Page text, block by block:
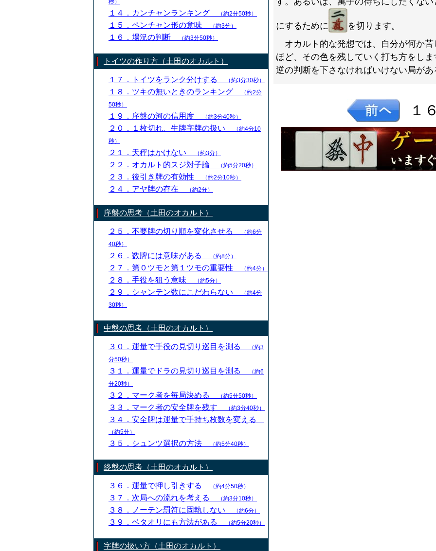
秒）
１４．カンチャンランキング （約2分50秒）
１５．ペンチャン形の意味 （約3分）
１６．場況の判断 （約3分50秒）
トイツの作り方（土田のオカルト）
１７．トイツをランク分けする （約3分30秒）
１８．ツキの無いときのランキング
（約2分
50秒）
１９．序盤の河の信用度 （約3分40秒）
２０．１枚切れ、生牌字牌の扱い
（約4分10
秒）
２１．天秤はかけない （約3分）
２２．オカルト的スジ対子論 （約5分20秒）
２３．後引き牌の有効性 （約2分10秒）
２４．アヤ牌の存在 （約2分）
序盤の思考（土田のオカルト）
２５．不要牌の切り順を変化させる
（約6分
40秒）
２６．数牌には意味がある （約8分）
２７．第０ツモと第１ツモの重要性 （約4分）
２８．手役を狙う意味 （約5分）
２９．シャンテン数にこだわらない
（約4分
30秒）
中盤の思考（土田のオカルト）
３０．運量で手役の見切り巡目を測る
（約3
分50秒）
３１．運量でドラの見切り巡目を測る
（約6
分20秒）
３２．マーク者を毎局決める （約5分50秒）
３３．マーク者の安全牌を残す （約3分40秒）
３４．安全牌は運量で手持ち枚数を変える
（約5分）
３５．シュンツ選択の方法 （約5分40秒）
終盤の思考（土田のオカルト）
３６．運量で押し引きする （約4分50秒）
３７．次局への流れを考える （約3分10秒）
３８．ノーテン罰符に固執しない （約6分）
３９．ベタオリにも方法がある （約5分20秒）
字牌の扱い方（土田のオカルト）
にするために
を切ります。
オカルト的な発想では、自分が何か
ほど、その色を残していく打ち方をし
逆の判断を下さなければいけない局が
１